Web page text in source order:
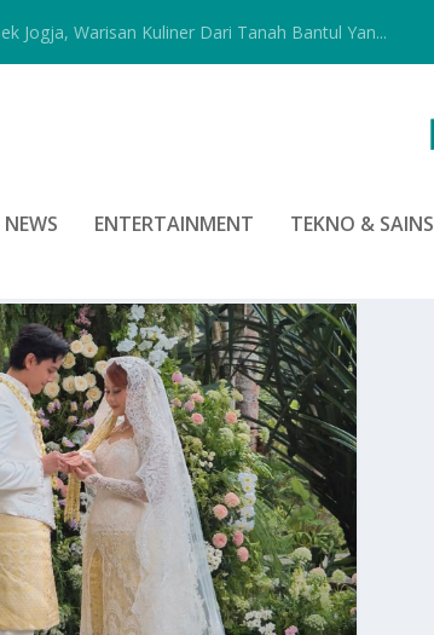
Jogja, Warisan Kuliner Dari Tanah Bantul Yan...
NEWS ENTERTAINMENT TEKNO & SAINS